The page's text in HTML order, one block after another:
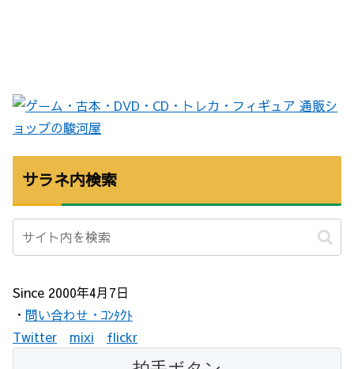
サラネ内検索
Since 2000年4月7日
・ 問い合わせ・ｺﾝﾀｸﾄ
Twitter
mixi flickr